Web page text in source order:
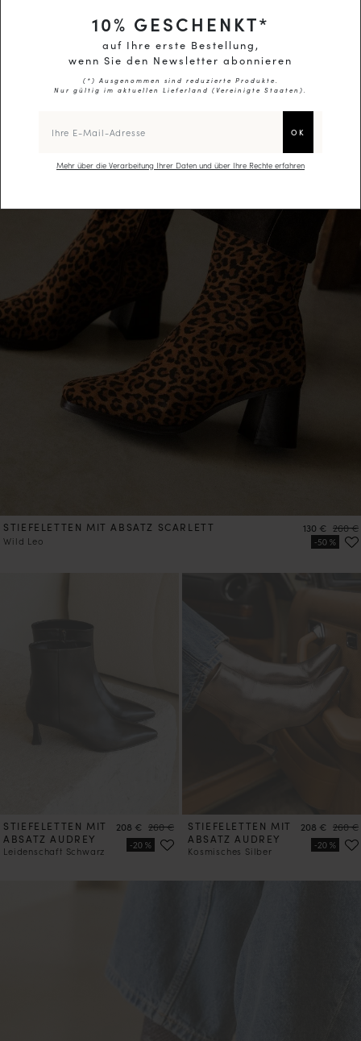
STIEFELETTEN MIT ABSATZ SCARLETT
Wild Leo
Preis
130 € Preis
260 €
STIEFELETTEN MIT
ABSATZ AUDREY
Leidenschaft Schwarz
Preis
208 € Preis
260 €
STIEFELETTEN MIT
ABSATZ AUDREY
Kosmisches Silber
Preis
208 € Preis
260 €
10% GESCHENKT*
auf Ihre erste Bestellung,
wenn Sie den Newsletter abonnieren
(*) Ausgenommen sind reduzierte Produkte.
Nur gültig im aktuellen Lieferland (Vereinigte Staaten ).
Mehr über die Verarbeitung Ihrer Daten und über Ihre Rechte erfahren